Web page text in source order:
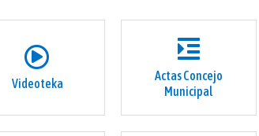
Videoteka
Actas Concejo
Municipal